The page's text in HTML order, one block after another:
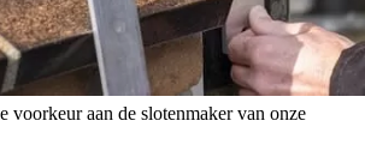
voorkeur aan de slotenmaker van onze